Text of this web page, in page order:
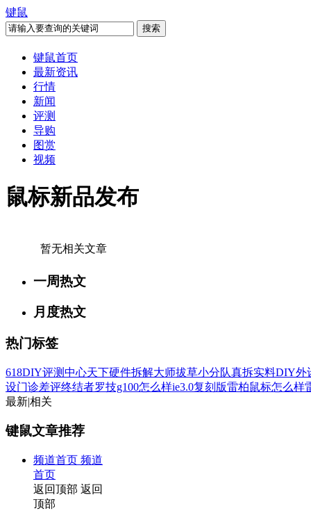
键鼠
键鼠首页
最新资讯
行情
新闻
评测
导购
图赏
视频
鼠标新品发布
暂无相关文章
一周热文
月度热文
热门标签
618DIY评测中心天下硬件拆解大师拔草小分队真拆实料DIY外
设门诊差评终结者罗技g100怎么样ie3.0复刻版雷柏鼠标怎么样
最新|相关
键鼠文章推荐
频道首页 频道
首页
返回顶部 返回
顶部